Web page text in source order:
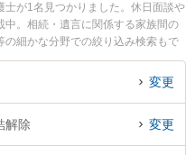
が1名見つかりました。休日面談や
。相続・遺言に関係する家族間の
細かな分野での絞り込み検索もで
顕弁護士のプロフィール情報や弁護
田市で土日や夜間に発生した口座
予約したい』などでお困りの相談
変更
解除 変更